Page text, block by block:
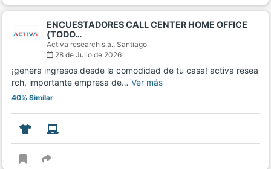
ENCUESTADORES CALL CENTER HOME OFFICE
(TODO…
Activa research s.a., Santiago
28 de Julio de 2026
¡genera ingresos desde la comodidad de tu casa! activa resea
rch, importante empresa de… Ver más
40% Similar